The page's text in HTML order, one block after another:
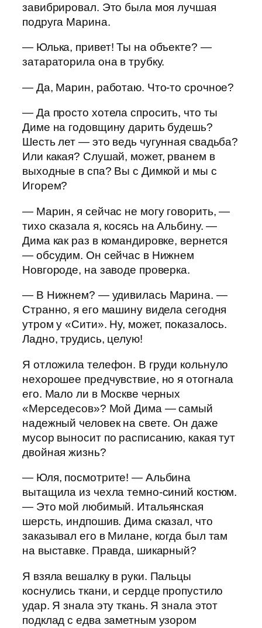
завибрировал. Это была моя лучшая
подруга Марина.
— Юлька, привет! Ты на объекте? —
затараторила она в трубку.
— Да, Марин, работаю. Что-то срочное?
— Да просто хотела спросить, что ты
Диме на годовщину дарить будешь?
Шесть лет — это ведь чугунная свадьба?
Или какая? Слушай, может, рванем в
выходные в спа? Вы с Димкой и мы с
Игорем?
— Марин, я сейчас не могу говорить, —
тихо сказала я, косясь на Альбину. —
Дима как раз в командировке, вернется
— обсудим. Он сейчас в Нижнем
Новгороде, на заводе проверка.
— В Нижнем? — удивилась Марина. —
Странно, я его машину видела сегодня
утром у «Сити». Ну, может, показалось.
Ладно, трудись, целую!
Я отложила телефон. В груди кольнуло
нехорошее предчувствие, но я отогнала
его. Мало ли в Москве черных
«Мерседесов»? Мой Дима — самый
надежный человек на свете. Он даже
мусор выносит по расписанию, какая тут
двойная жизнь?
— Юля, посмотрите! — Альбина
вытащила из чехла темно-синий костюм.
— Это мой любимый. Итальянская
шерсть, индпошив. Дима сказал, что
заказывал его в Милане, когда был там
на выставке. Правда, шикарный?
Я взяла вешалку в руки. Пальцы
коснулись ткани, и сердце пропустило
удар. Я знала эту ткань. Я знала этот
подклад с едва заметным узором